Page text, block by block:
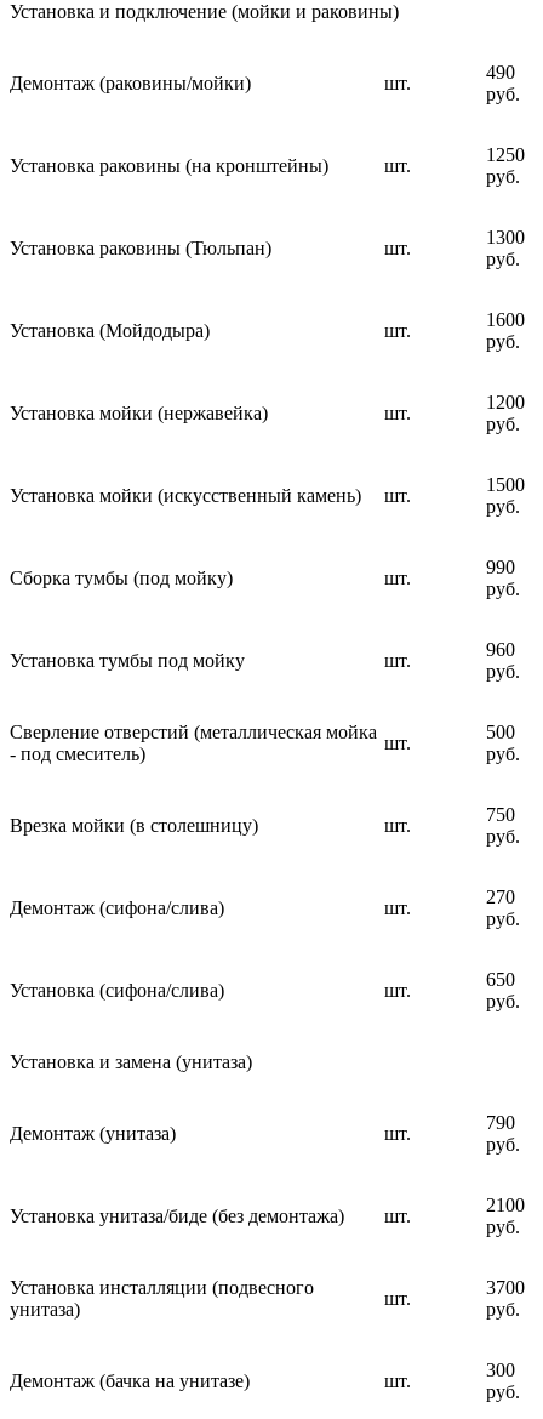
Установка и подключение (мойки и раковины)
Демонтаж (раковины/мойки) шт.
490
руб.
Установка раковины (на кронштейны) шт.
1250
руб.
Установка раковины (Тюльпан) шт.
1300
руб.
Установка (Мойдодыра) шт.
1600
руб.
Установка мойки (нержавейка) шт.
1200
руб.
Установка мойки (искусственный камень) шт.
1500
руб.
Сборка тумбы (под мойку) шт.
990
руб.
Установка тумбы под мойку шт.
960
руб.
Сверление отверстий (металлическая мойка
- под смеситель)
шт.
500
руб.
Врезка мойки (в столешницу) шт.
750
руб.
Демонтаж (сифона/слива) шт.
270
руб.
Установка (сифона/слива) шт.
650
руб.
Установка и замена (унитаза)
Демонтаж (унитаза) шт.
790
руб.
Установка унитаза/биде (без демонтажа) шт.
2100
руб.
Установка инсталляции (подвесного
унитаза)
шт.
3700
руб.
Демонтаж (бачка на унитазе) шт.
300
руб.